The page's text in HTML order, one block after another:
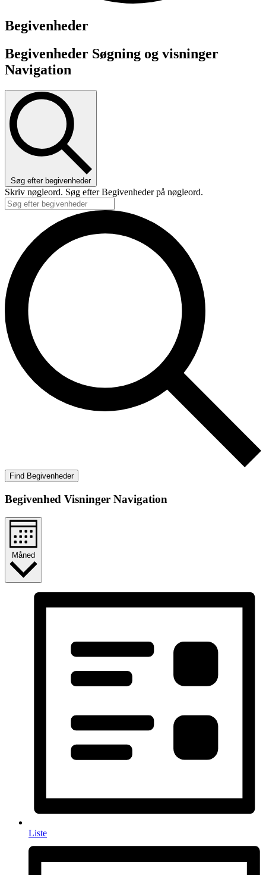
Begivenheder
Begivenheder Søgning og visninger
Navigation
Søg efter begivenheder
Skriv nøgleord. Søg efter Begivenheder på nøgleord.
Find Begivenheder
Begivenhed Visninger Navigation
Måned
Liste